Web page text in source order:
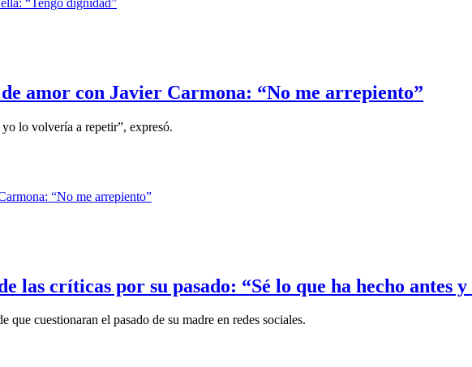
amor con Javier Carmona: “No me arrepiento”
lo volvería a repetir”, expresó.
las críticas por su pasado: “Sé lo que ha hecho antes y
cuestionaran el pasado de su madre en redes sociales.